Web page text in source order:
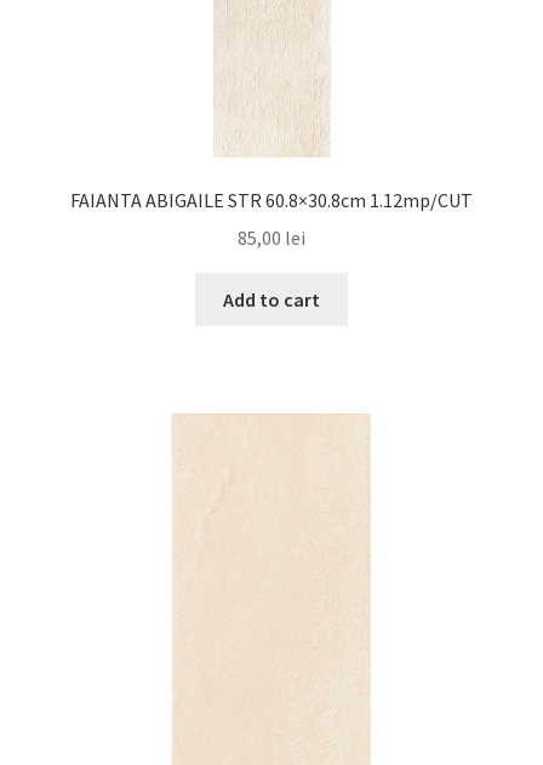
FAIANTA ABIGAILE STR 60.8×30.8cm 1.12mp/CUT
85,00 lei
Add to cart